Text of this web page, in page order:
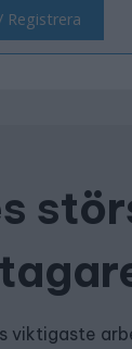
Registrera
viktigaste